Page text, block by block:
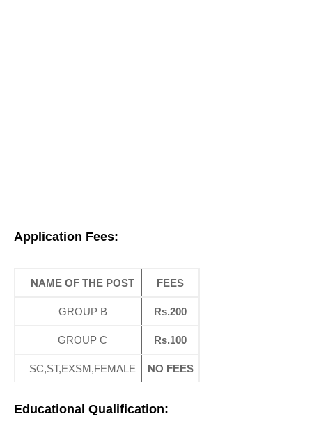
Application Fees:
NAME OF THE POST FEES
GROUP B Rs.200
GROUP C Rs.100
SC,ST,EXSM,FEMALE NO FEES
Educational Qualification: